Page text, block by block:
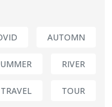
AUTOMN
RIVER
TOUR
TRAVEL